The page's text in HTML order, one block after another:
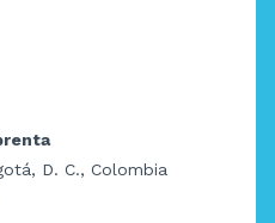
D. C., Colombia